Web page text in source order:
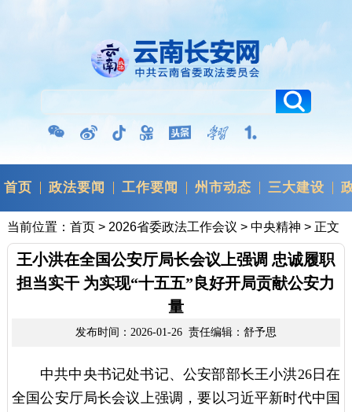
首页 政法要闻 工作要闻 州市动态 三大建设
当前位置： 首页> 2026省委政法工作会议 > 中央精神 > 正文
王小洪在全国公安厅局长会议上强调 忠诚履职
担当实干 为实现“十五五”良好开局贡献公安力
量
发布时间：2026-01-26 责任编辑：舒予思
中共中央书记处书记、公安部部长王小洪26日在
全国公安厅局长会议上强调，要以习近平新时代中国